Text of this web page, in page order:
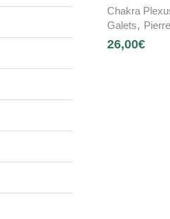
Chakra
Galets,
26,00€